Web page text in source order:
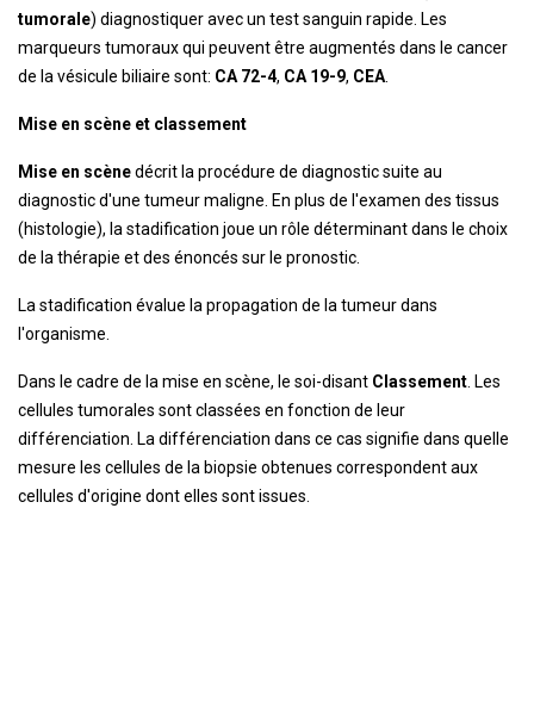
tumorale) diagnostiquer avec un test sanguin rapide. Les
marqueurs tumoraux qui peuvent être augmentés dans le cancer
de la vésicule biliaire sont: CA 72-4, CA 19-9, CEA
Mise en scène et classement
Mise en scènedécrit la procédure de diagnostic suite au
diagnostic d'une tumeur maligne. En plus de l'examen des tissus
(histologie), la stadification joue un rôle déterminant dans le choix
de la thérapie et des énoncés sur le pronostic.
La stadification évalue la propagation de la tumeur dans
l'organisme.
Dans le cadre de la mise en scène, le soi-disant Classement . Les
cellules tumorales sont classées en fonction de leur
différenciation. La différenciation dans ce cas signifie dans quelle
mesure les cellules de la biopsie obtenues correspondent aux
cellules d'origine dont elles sont issues.